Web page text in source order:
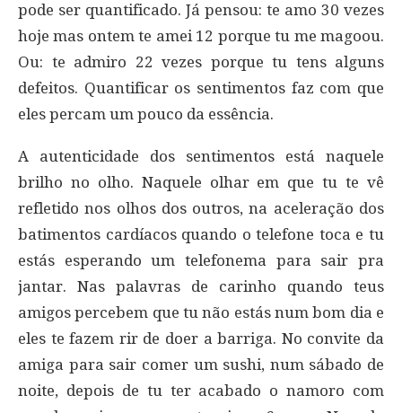
pode ser quantificado. Já pensou: te amo 30 vezes
hoje mas ontem te amei 12 porque tu me magoou.
Ou: te admiro 22 vezes porque tu tens alguns
defeitos. Quantificar os sentimentos faz com que
eles percam um pouco da essência.
A autenticidade dos sentimentos está naquele
brilho no olho. Naquele olhar em que tu te vê
refletido nos olhos dos outros, na aceleração dos
batimentos cardíacos quando o telefone toca e tu
estás esperando um telefonema para sair pra
jantar. Nas palavras de carinho quando teus
amigos percebem que tu não estás num bom dia e
eles te fazem rir de doer a barriga. No convite da
amiga para sair comer um sushi, num sábado de
noite, depois de tu ter acabado o namoro com